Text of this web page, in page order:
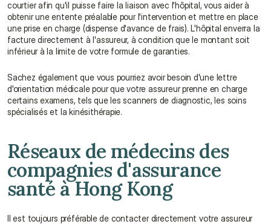
courtier afin qu'il puisse faire la liaison avec l'hôpital, vous aider à
obtenir une entente préalable pour l'intervention et mettre en place
une prise en charge (dispense d'avance de frais). L'hôpital enverra la
facture directement à l'assureur, à condition que le montant soit
inférieur à la limite de votre formule de garanties.
Sachez également que vous pourriez avoir besoin d'une lettre
d'orientation médicale pour que votre assureur prenne en charge
certains examens, tels que les scanners de diagnostic, les soins
spécialisés et la kinésithérapie.
Réseaux de médecins des
compagnies d'assurance
santé à Hong Kong
Il est toujours préférable de contacter directement votre assureur